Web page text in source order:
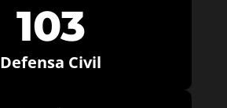
103
Defensa Civil